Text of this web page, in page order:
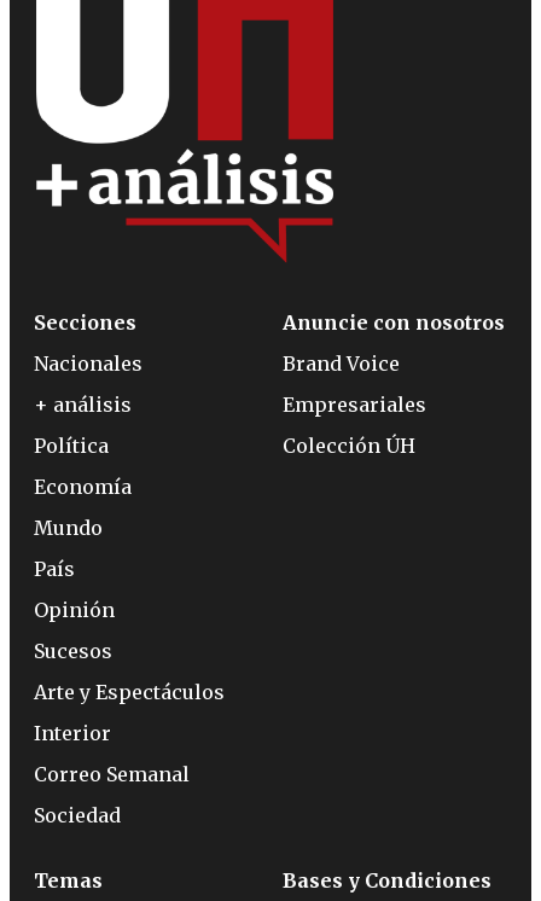
Secciones
Nacionales
+ análisis
Política
Economía
Mundo
País
Opinión
Sucesos
Arte y Espectáculos
Interior
Correo Semanal
Sociedad
Anuncie con nosotros
Brand Voice
Empresariales
Colección ÚH
Temas Bases y Condiciones